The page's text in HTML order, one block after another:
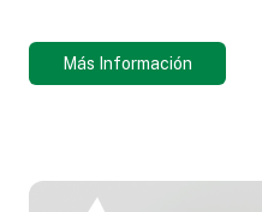
Más Información